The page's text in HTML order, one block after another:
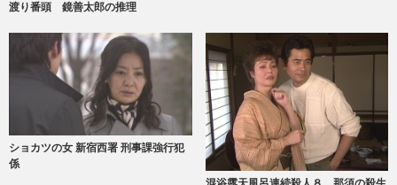
渡り番頭 鏡善太郎の推理
ショカツの女 新宿西署 刑事課強行犯
係